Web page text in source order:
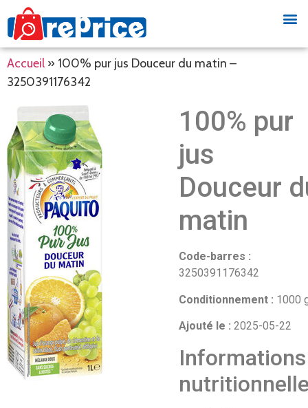
Accueil » 100% pur jus Douceur du matin –
3250391176342
100% pur
jus
Douceur
matin
Code-barres :
3250391176342
Conditionnement : 1000
Ajouté le : 2025-05-22
Informations